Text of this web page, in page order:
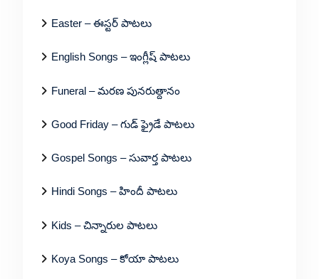
Easter – ఈస్టర్ పాటలు
English Songs – ఇంగ్లీష్ పాటలు
Funeral – మరణ పునరుత్దానం
Good Friday – గుడ్ ఫ్రైడే పాటలు
Gospel Songs – సువార్త పాటలు
Hindi Songs – హిందీ పాటలు
Kids – చిన్నారుల పాటలు
Koya Songs – కోయా పాటలు